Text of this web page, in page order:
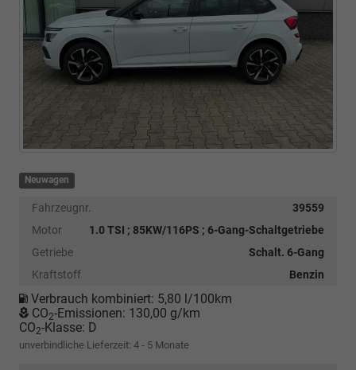
Neuwagen
Fahrzeugnr.
39559
Motor
1.0 TSI ; 85KW/116PS ; 6-Gang-Schaltgetriebe
Getriebe
Schalt. 6-Gang
Kraftstoff
Benzin
Verbrauch kombiniert: 5,80 l/100km
CO2-Emissionen: 130,00 g/km
CO2-Klasse: D
unverbindliche Lieferzeit: 4 - 5 Monate